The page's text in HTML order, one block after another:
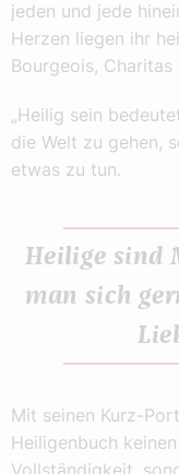
jeden und jede
Herzen liegen ihr
Bourgeois,
„Heilig sein
die Welt zu gehen,
etwas zu tun.
Heilige sind
man sich
Mit seinen Kurz-
Heiligenbuch